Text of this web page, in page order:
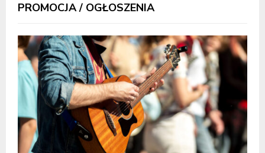
PROMOCJA / OGŁOSZENIA